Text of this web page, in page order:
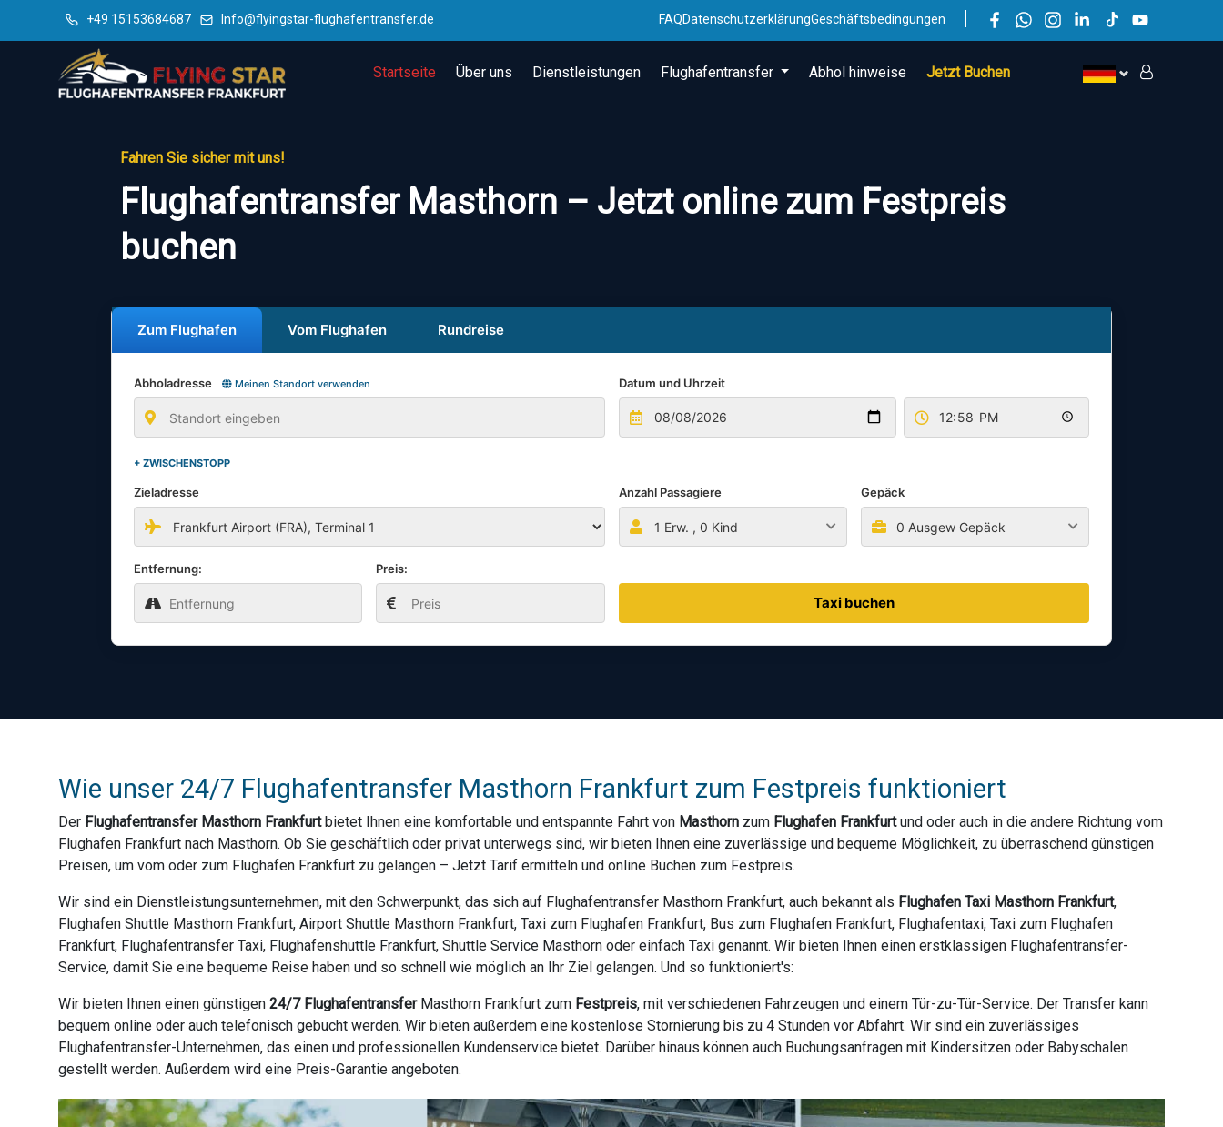
+49 15153684687 Info@flyingstar-flughafentransfer.de FAQDatenschutzerklärungGeschäftsbedingungen
Startseite Über uns Dienstleistungen Flughafentransfer Abhol hinweise Jetzt Buchen
Fahren Sie sicher mit uns!
Flughafentransfer Masthorn – Jetzt online zum Festpreis
buchen
Zum Flughafen Vom Flughafen Rundreise
Abholadresse Meinen Standort verwenden
+ ZWISCHENSTOPP
Datum und Uhrzeit
Zieladresse Anzahl Passagiere
1 Erw. , 0 Kind
Gepäck
0 Ausgew Gepäck
Entfernung: Preis:
Taxi buchen
Wie unser 24/7 Flughafentransfer Masthorn Frankfurt zum Festpreis funktioniert
Der Flughafentransfer Masthorn Frankfurtbietet Ihnen eine komfortable und entspannte Fahrt von Masthorn zum Flughafen Frankfurtund oder auch in die andere Richtung vom
Flughafen Frankfurt nach Masthorn. Ob Sie geschäftlich oder privat unterwegs sind, wir bieten Ihnen eine zuverlässige und bequeme Möglichkeit, zu überraschend günstigen
Preisen, um vom oder zum Flughafen Frankfurt zu gelangen – Jetzt Tarif ermitteln und online Buchen zum Festpreis.
Wir sind ein Dienstleistungsunternehmen, mit den Schwerpunkt, das sich auf Flughafentransfer Masthorn Frankfurt, auch bekannt als Flughafen Taxi Masthorn Frankfurt,
Flughafen Shuttle Masthorn Frankfurt, Airport Shuttle Masthorn Frankfurt, Taxi zum Flughafen Frankfurt, Bus zum Flughafen Frankfurt, Flughafentaxi, Taxi zum Flughafen
Frankfurt, Flughafentransfer Taxi, Flughafenshuttle Frankfurt, Shuttle Service Masthorn oder einfach Taxi genannt. Wir bieten Ihnen einen erstklassigen Flughafentransfer-
Service, damit Sie eine bequeme Reise haben und so schnell wie möglich an Ihr Ziel gelangen. Und so funktioniert's:
Wir bieten Ihnen einen günstigen 24/7 FlughafentransferMasthorn Frankfurt zum Festpreis, mit verschiedenen Fahrzeugen und einem Tür-zu-Tür-Service. Der Transfer kann
bequem online oder auch telefonisch gebucht werden. Wir bieten außerdem eine kostenlose Stornierung bis zu 4 Stunden vor Abfahrt. Wir sind ein zuverlässiges
Flughafentransfer-Unternehmen, das einen und professionellen Kundenservice bietet. Darüber hinaus können auch Buchungsanfragen mit Kindersitzen oder Babyschalen
gestellt werden. Außerdem wird eine Preis-Garantie angeboten.